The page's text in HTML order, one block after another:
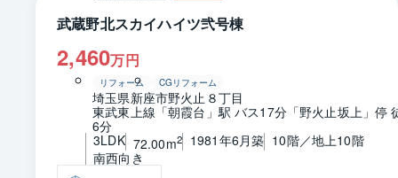
武蔵野北スカイハイツ弐号棟
2,460万円
リフォーム CGリフォーム
埼玉県新座市野火止８丁目
東武東上線「朝霞台」駅 バス17分「野火止坂上」停
6分
3LDK 72.00m2 1981年6月築 10階／地上10階
南西向き